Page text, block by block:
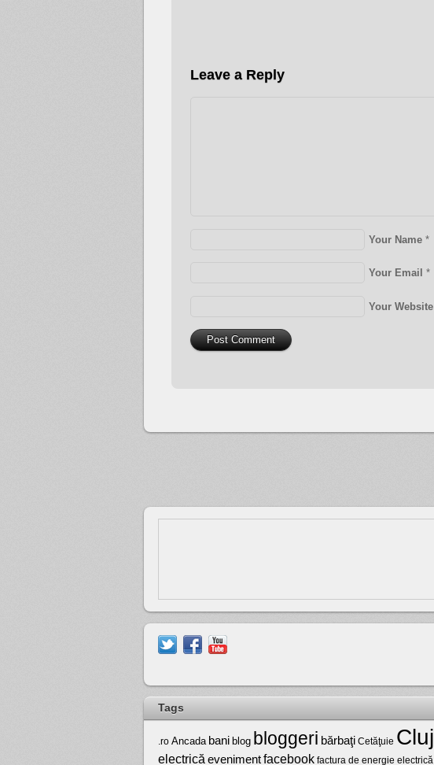
Leave a Reply
Your Name *
Your Email *
Your Website
Tags
.ro Ancada bani blog bloggeri bărbaţi Cetăţuie Cluj
electrică evenimentfacebook factura de energie electrică